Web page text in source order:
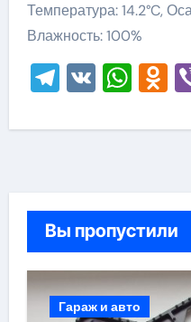
Температура: 14.2°C,
Влажность: 100%
Telegram
VK
Вы пропустили
Гараж и авто